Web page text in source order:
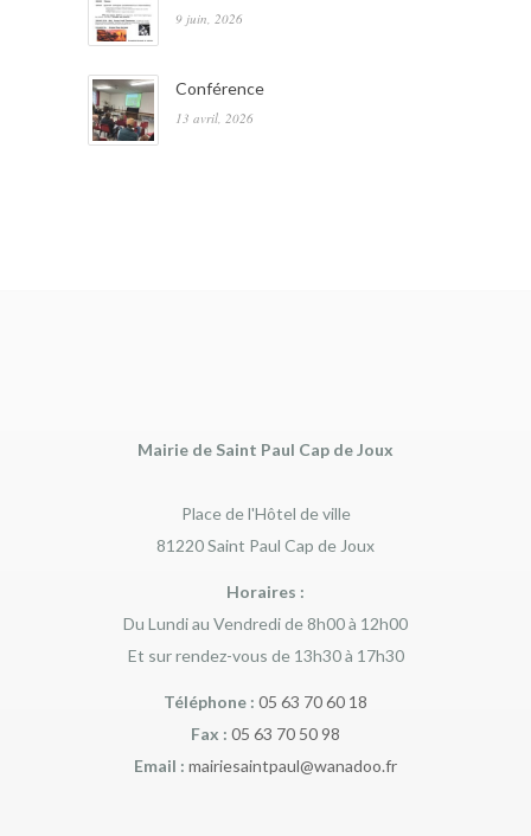
9 juin, 2026
Conférence
13 avril, 2026
Mairie de Saint Paul Cap de Joux
Place de l'Hôtel de ville
81220 Saint Paul Cap de Joux
Horaires :
Du Lundi au Vendredi de 8h00 à 12h00
Et sur rendez-vous de 13h30 à 17h30
Téléphone : 05 63 70 60 18
Fax : 05 63 70 50 98
Email : mairiesaintpaul@wanadoo.fr